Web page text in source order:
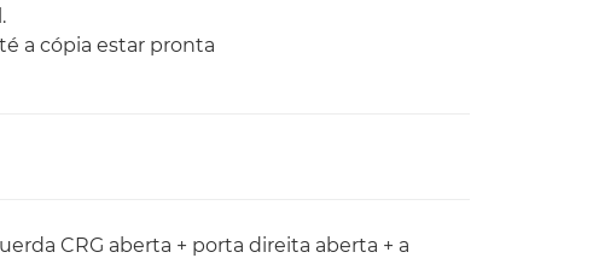
a cópia estar pronta
CRG aberta + porta direita aberta + a